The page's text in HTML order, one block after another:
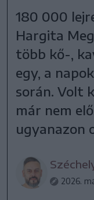
180 000
Hargita
több kő-,
egy, a
során. Volt
már nem
ugyanazon
2026.